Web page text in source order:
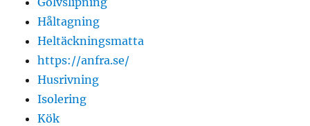
Håltagning
Heltäckningsmatta
https://anfra.se/
Husrivning
Isolering
Kök